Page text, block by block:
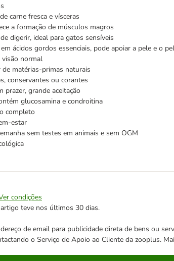
carne fresca e vísceras
a formação de músculos magros
digerir, ideal para gatos sensíveis
ácidos gordos essenciais, pode apoiar a pele e o
visão normal
de matérias-primas naturais
conservantes ou corantes
prazer, grande aceitação
glucosamina e condroitina
completo
estar
sem testes em animais e sem OGM
condições
teve nos últimos 30 dias.
de email para publicidade direta de bens ou
o Serviço de Apoio ao Cliente da zooplus.